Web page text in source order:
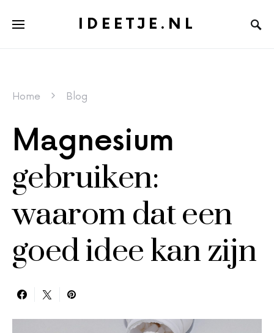
IDEETJE.NL
Home Blog
Magnesium
gebruiken:
waarom dat een
goed idee kan zijn